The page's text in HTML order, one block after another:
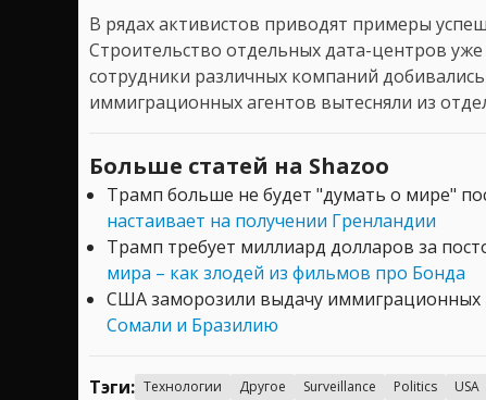
В рядах активистов приводят примеры
Строительство отдельных дата-центров
сотрудники различных компаний
иммиграционных агентов вытесняли из
Больше статей на Shazoo
Трамп больше не будет "думать о мире"
настаивает на получении Гренландии
Трамп требует миллиард долларов за
мира – как злодей из фильмов про Бонда
США заморозили выдачу иммиграционных
Сомали и Бразилию
Тэги: Технологии Другое Surveillance Politics USA